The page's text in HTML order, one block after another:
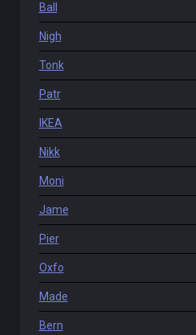
Ball
Nigh
Tonk
Patr
IKEA
Nikk
Moni
Jame
Pier
Oxfo
Made
Bern